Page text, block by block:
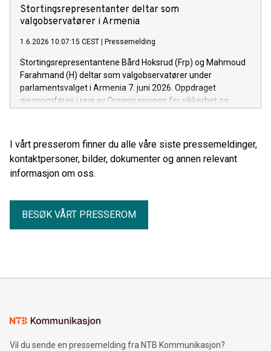
Stortingsrepresentanter deltar som
valgobservatører i Armenia
1.6.2026 10:07:15 CEST Pressemelding
Stortingsrepresentantene Bård Hoksrud (Frp) og Mahmoud
Farahmand (H) deltar som valgobservatører under
parlamentsvalget i Armenia 7. juni 2026. Oppdraget
gjennomføres i regi av Organisasjonen for sikkerhet og
I vårt presserom finner du alle våre siste pressemeldinger,
kontaktpersoner, bilder, dokumenter og annen relevant
informasjon om oss.
BESØK VÅRT PRESSEROM
Vil du sende en pressemelding fra NTB Kommunikasjon?